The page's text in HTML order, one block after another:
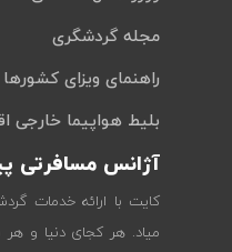
مجله گردشگری
راهنمای ویزای کشورها
بلیط هواپیما خارجی
آژانس مسافرتی
کایت با ارائه خدمات
میاد. هر کجای دنیا و